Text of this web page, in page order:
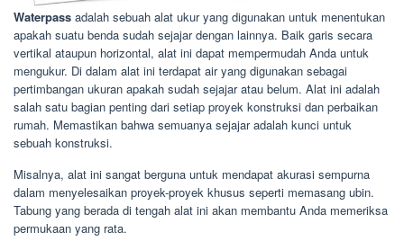
Waterpass adalah sebuah alat ukur yang digunakan untuk menentukan
apakah suatu benda sudah sejajar dengan lainnya. Baik garis secara
vertikal ataupun horizontal, alat ini dapat mempermudah Anda untuk
mengukur. Di dalam alat ini terdapat air yang digunakan sebagai
pertimbangan ukuran apakah sudah sejajar atau belum. Alat ini adalah
salah satu bagian penting dari setiap proyek konstruksi dan perbaikan
rumah. Memastikan bahwa semuanya sejajar adalah kunci untuk
sebuah konstruksi.
Misalnya, alat ini sangat berguna untuk mendapat akurasi sempurna
dalam menyelesaikan proyek-proyek khusus seperti memasang ubin.
Tabung yang berada di tengah alat ini akan membantu Anda memeriksa
permukaan yang rata.